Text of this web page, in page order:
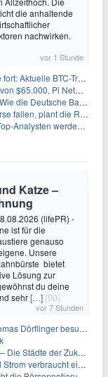
die anhaltende
nachwirken.
vor 1 Stunde
BTC-Transaktionen
gewinnt an Unterstützung
Schatten zum großen Gewinner wird
Regierung die Steuer-Bombe
aber die Geschichte sagt etwas anderes
Katze –
(lifePR) -
ist für die
genauso
Unsere
bietet
Lösung zur
du deine
sehr[…] (00)
vor 7 Stunden
im Kammerbezirk Freiburg
der Zukunft sind grün-blau
ein Aufzug im Gebäude